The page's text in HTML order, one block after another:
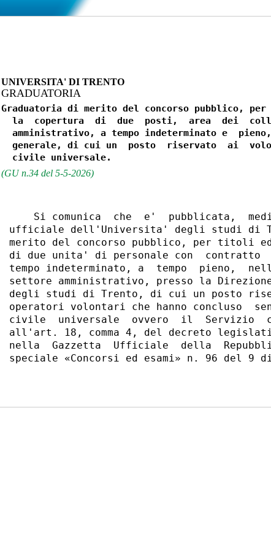
UNIVERSITA' DI TRENTO
GRADUATORIA
Graduatoria di merito del concorso pubblico,
la  copertura  di  due  posti,  area  dei
amministrativo, a tempo indeterminato e
generale, di cui un  posto  riservato  ai
(GU n.34 del 5-5-2026)
Si comunica  che  e'  pubblicata,
ufficiale dell'Universita' degli studi di
merito del concorso pubblico, per titoli
di due unita' di personale con  contratto
tempo indeterminato, a  tempo  pieno,
settore amministrativo, presso la
degli studi di Trento, di cui un posto
operatori volontari che hanno concluso
civile  universale  ovvero  il  Servizio
all'art. 18, comma 4, del decreto
nella  Gazzetta  Ufficiale  della
speciale «Concorsi ed esami» n. 96 del 9